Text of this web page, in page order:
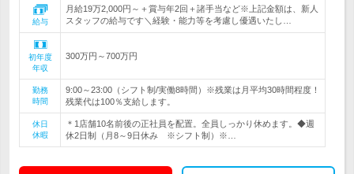
給与
月給19万2,000円～＋賞与年2回＋諸手当など※上記金額は、新人
スタッフの給与です＼経験・能力等を考慮し優遇いたし…
初年度
年収
300万円～700万円
勤務
時間
9:00～23:00（シフト制/実働8時間）※残業は月平均30時間程度！
残業代は100％支給します。
休日
休暇
＊1店舗10名前後の正社員を配置。全員しっかり休めます。◆週
休2日制（月8～9日休み ※シフト制）※…